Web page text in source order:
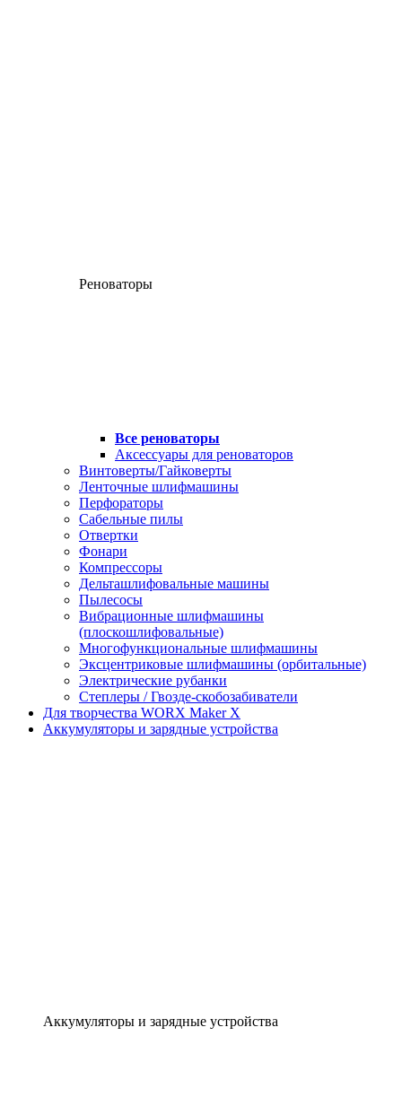
Реноваторы
Все реноваторы
Аксессуары для реноваторов
Винтоверты/Гайковерты
Ленточные шлифмашины
Перфораторы
Сабельные пилы
Отвертки
Фонари
Компрессоры
Дельташлифовальные машины
Пылесосы
Вибрационные шлифмашины
(плоскошлифовальные)
Многофункциональные шлифмашины
Эксцентриковые шлифмашины (орбитальные)
Электрические рубанки
Степлеры / Гвозде-скобозабиватели
Для творчества WORX Maker X
Аккумуляторы и зарядные устройства
Аккумуляторы и зарядные устройства